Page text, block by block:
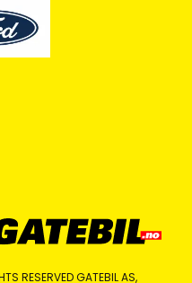
RESERVED GATEBIL AS,